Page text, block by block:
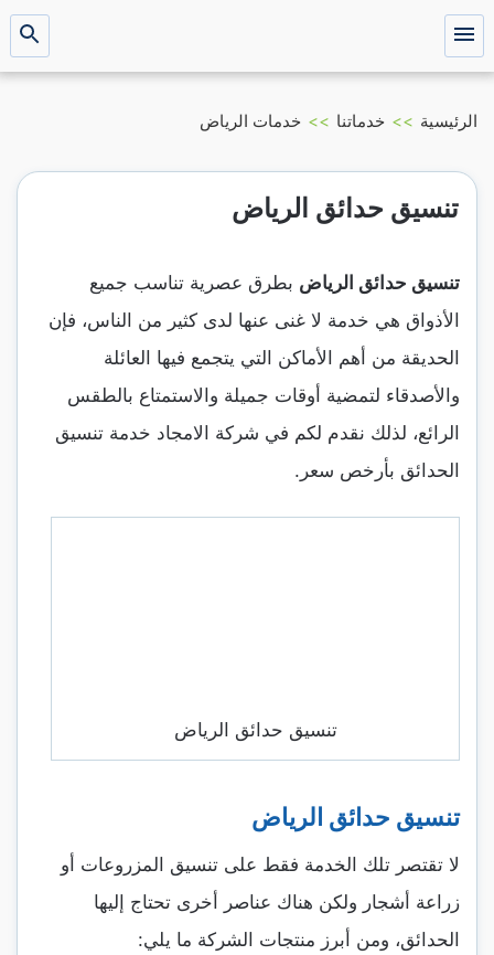
التجاوز
إلى القائمة
بحث
عن
الرئيسية >> خدماتنا >> خدمات الرياض
تنسيق حدائق الرياض
تنسيق حدائق الرياض بطرق عصرية تناسب جميع
الأذواق هي خدمة لا غنى عنها لدى كثير من الناس، فإن
الحديقة من أهم الأماكن التي يتجمع فيها العائلة
والأصدقاء لتمضية أوقات جميلة والاستمتاع بالطقس
الرائع، لذلك نقدم لكم في شركة الامجاد خدمة تنسيق
الحدائق بأرخص سعر.
تنسيق حدائق الرياض
تنسيق حدائق الرياض
لا تقتصر تلك الخدمة فقط على تنسيق المزروعات أو
زراعة أشجار ولكن هناك عناصر أخرى تحتاج إليها
الحدائق، ومن أبرز منتجات الشركة ما يلي: